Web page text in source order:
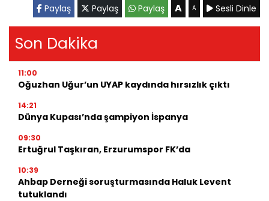
Paylaş
Paylaş Paylaş A A Sesli Dinle
Son Dakika
11:00
Oğuzhan Uğur’un UYAP kaydında hırsızlık çıktı
14:21
Dünya Kupası’nda şampiyon İspanya
09:30
Ertuğrul Taşkıran, Erzurumspor FK’da
10:39
Ahbap Derneği soruşturmasında Haluk Levent
tutuklandı